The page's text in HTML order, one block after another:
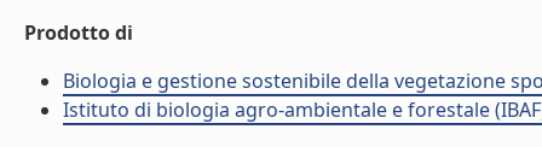
Prodotto di
Biologia e gestione sostenibile della vegetazione
Istituto di biologia agro-ambientale e forestale